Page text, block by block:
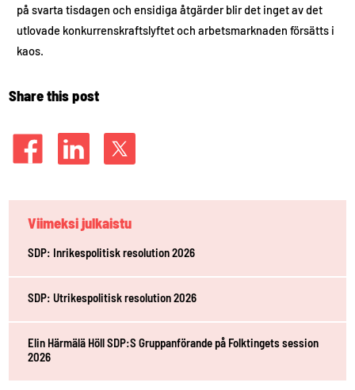
på svarta tisdagen och ensidiga åtgärder blir det inget av det
utlovade konkurrenskraftslyftet och arbetsmarknaden försätts i
kaos.
Share this post
Viimeksi julkaistu
SDP: Inrikespolitisk resolution 2026
SDP: Utrikespolitisk resolution 2026
Elin Härmälä Höll SDP:S Gruppanförande på Folktingets session
2026